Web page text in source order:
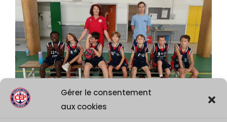
Gérer le consentement
aux cookies